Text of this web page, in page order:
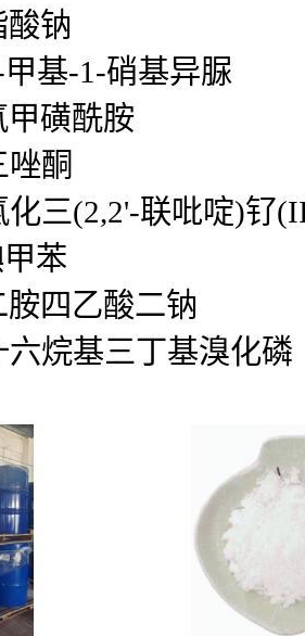
酸钠
甲基-1-硝基异脲
甲磺酰胺
唑酮
化三(2,2'-联吡啶)钌
苯
胺四乙酸二钠
六烷基三丁基溴化磷